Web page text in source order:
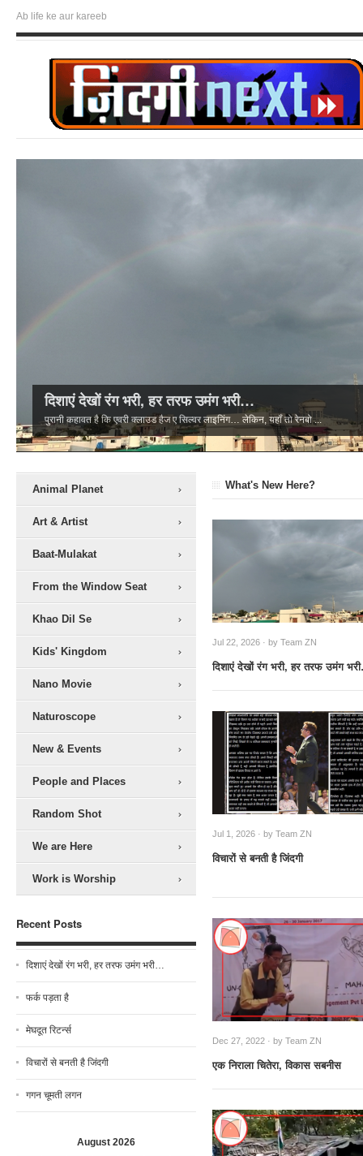
Ab life ke aur kareeb
दिशाएं देखों रंग भरी, हर तरफ उमंग भरी…
पुरानी कहावत है कि एवरी क्लाउड हैज ए सिल्वर लाइनिंग… लेकिन, यहॉं तो रेनबो ...
What's New Here?
Jul 22, 2026 · by Team ZN
दिशाएं देखों रंग भरी, हर तरफ उमंग
Jul 1, 2026 · by Team ZN
विचारों से बनती है जिंदगी
Dec 27, 2022 · by Team ZN
एक निराला चितेरा, विकास सबनीस
Animal Planet
Art & Artist
Baat-Mulakat
From the Window Seat
Khao Dil Se
Kids' Kingdom
Nano Movie
Naturoscope
New & Events
People and Places
Random Shot
We are Here
Work is Worship
Recent Posts
दिशाएं देखों रंग भरी, हर तरफ उमंग भरी…
फर्क पड़ता है
मेघदूत रिटर्न्स
विचारों से बनती है जिंदगी
गगन चूमती लगन
August 2026